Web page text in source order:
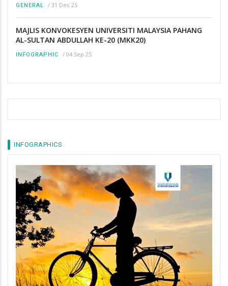
GENERAL / 31 Dec 25
MAJLIS KONVOKESYEN UNIVERSITI MALAYSIA PAHANG
AL-SULTAN ABDULLAH KE-20 (MKK20)
INFOGRAPHIC / 04 Sep 25
INFOGRAPHICS